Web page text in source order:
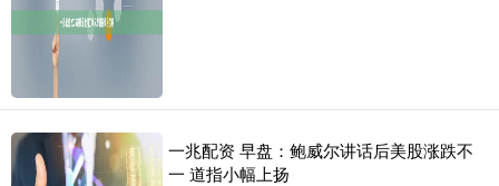
一兆配资 早盘：鲍威尔讲话后美股涨跌不
一 道指小幅上扬